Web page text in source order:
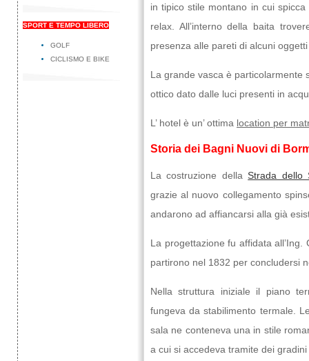
in tipico stile montano in cui
relax. All’interno della baita
presenza alle pareti di alcuni
La grande vasca è particolarmente
ottico dato dalle luci presenti in
L’ hotel è un’ ottima location per
Storia dei Bagni Nuovi di
La costruzione dellaStrada dello
grazie al nuovo collegamento
andarono ad affiancarsi alla già
La progettazione fu affidata
partirono nel 1832 per concludersi
Nella struttura iniziale il piano
fungeva da stabilimento termale.
sala ne conteneva una in stile
a cui si accedeva tramite dei gradini
SPORT E TEMPO LIBERO
GOLF
CICLISMO E BIKE